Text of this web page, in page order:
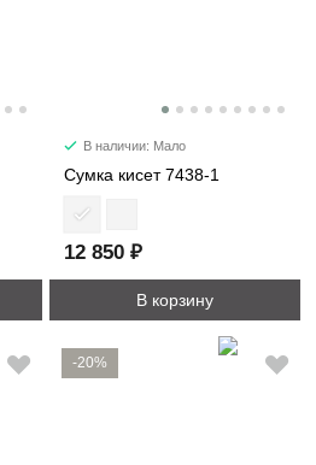
В наличии: Мало
Сумка кисет 7438-1
12 850 ₽
В корзину
-20%